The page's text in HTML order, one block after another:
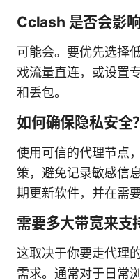
Cclash 是否会影响
可能会。要优先选择
戏流量直连，或设置
和丢包。
如何确保隐私安全？
使用可信的代理节点
策，避免记录敏感信
期更新软件，并在需
需要多大带宽来支
这取决于你要走代理
需求。通常对于日常